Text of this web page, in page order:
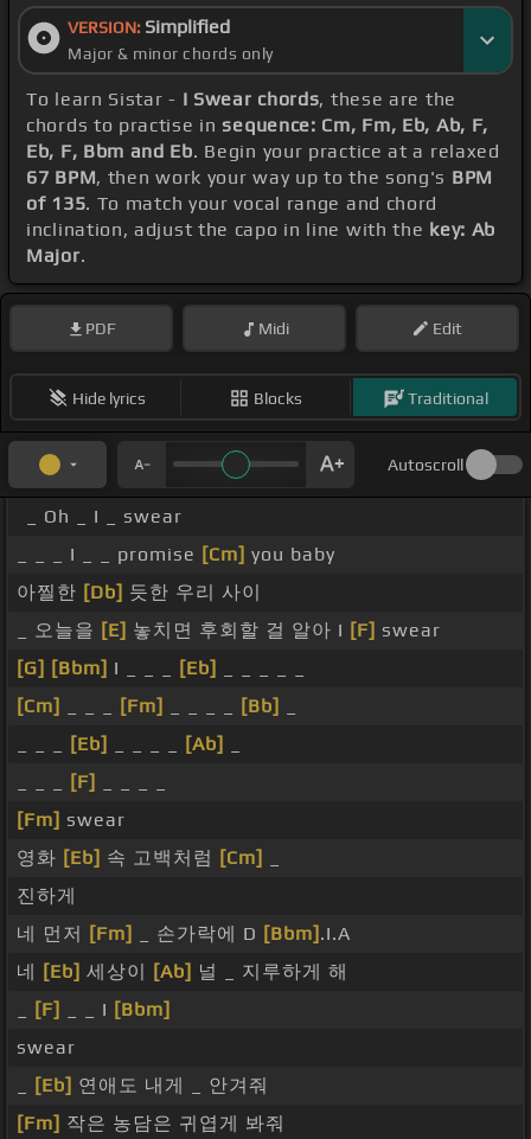
VERSION: Simplified
Major & minor chords only
To learn Sistar - I Swear chords, these are the
chords to practise insequence: Cm, Fm, Eb, Ab, F,
Eb, F, Bbm and Eb. Begin your practice at a relaxed
67 BPM, then work your way up to the song's BPM
of 135. To match your vocal range and chord
inclination, adjust the capo in line with the key: Ab
Major.
PDF Midi Edit
Hide lyrics Blocks Traditional
Autoscroll
_ Oh _ I _ swear
_ _ _ I _ _ promise [Cm] you baby
아찔한 [Db] 듯한 우리 사이
_ 오늘을 [E] 놓치면 후회할 걸 알아 I [F] swear
[G] [Bbm] I _ _ _ [Eb]
[Cm]
[Fm] [Bb]
[Eb] [Ab]
[F]
[Fm] swear
영화 [Eb] 속 고백처럼 [Cm]
진하게
네 먼저
[Fm] _ 손가락에 D [Bbm] .I.A
네
[Eb] 세상이 [Ab] 널 _ 지루하게 해
[F] _ _ I [Bbm]
swear
[Eb] 연애도 내게 _ 안겨줘
[Fm] 작은 농담은 귀엽게 봐줘